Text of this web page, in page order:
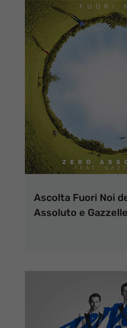
Ascolta Fuori Noi
Assoluto e Gazzelle